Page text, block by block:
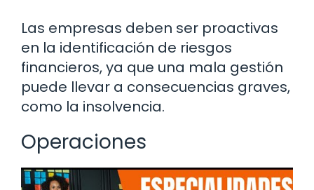
Las empresas deben ser proactivas
en la identificación de riesgos
financieros, ya que una mala gestión
puede llevar a consecuencias graves,
como la insolvencia.
Operaciones